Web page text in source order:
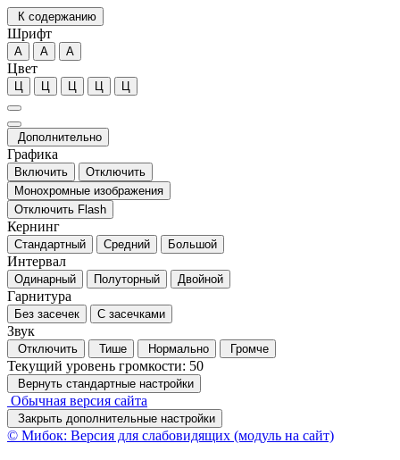
К содержанию
Шрифт
А А А
Цвет
Ц Ц Ц Ц Ц
Дополнительно
Графика
Включить
Отключить
Монохромные изображения
Отключить Flash
Кернинг
Стандартный Средний Большой
Интервал
Одинарный Полуторный Двойной
Гарнитура
Без засечек С засечками
Звук
Отключить Тише Нормально Громче
Текущий уровень громкости: 50
Вернуть стандартные настройки
Обычная версия сайта
Закрыть дополнительные настройки
© Мибок: Версия для слабовидящих (модуль на сайт)